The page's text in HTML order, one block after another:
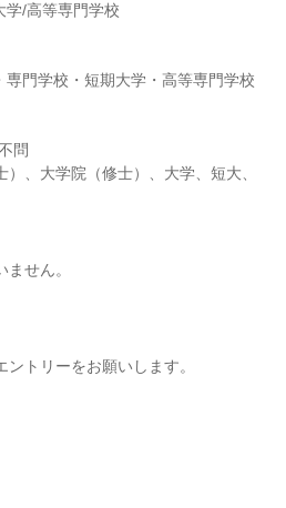
学/高等専門学校
門学校・短期大学・高等専門学校
問
、大学院（修士）、大学、短大、
せん。
トリーをお願いします。